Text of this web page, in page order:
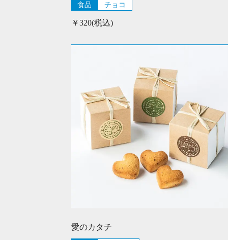
食品 チョコ
￥320(税込)
愛のカタチ